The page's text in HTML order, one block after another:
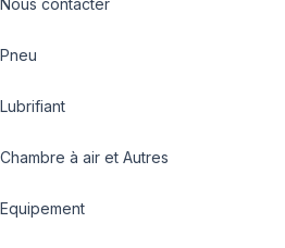
Nous contacter
Pneu
Lubrifiant
Chambre à air et Autres
Equipement